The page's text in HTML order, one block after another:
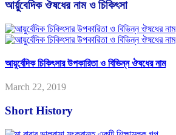
আর্য়ুবেদিক ঔষধের নাম ও চিকিৎসা
আয়ুর্বেদিক চিকিৎসার উপকারিতা ও বিভিন্ন ঔষধের নাম
March 22, 2019
Short History